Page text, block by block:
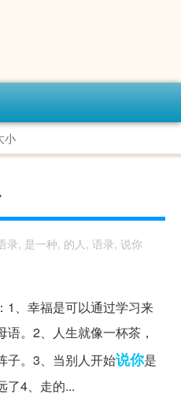
小
录, 是一种, 的人 , 语录, 说你
1、幸福是可以通过学习来
。2、人生就像一杯茶，
子。3、当别人开始说你是
了4、走的...